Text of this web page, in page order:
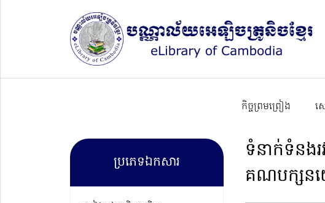
កិច្ចព្រមព្រៀង ស
ប្រភេទឯកសារ
ទំនាក់ទំនង
គណបក្សន